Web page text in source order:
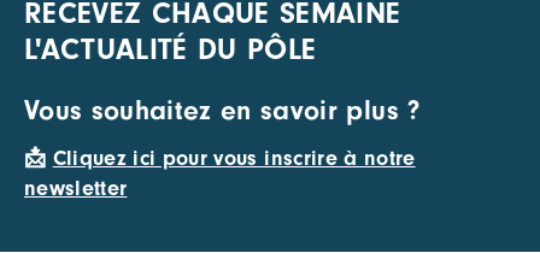
RECEVEZ CHAQUE SEMAINE
L'ACTUALITÉ DU PÔLE
Vous souhaitez en savoir plus ?
📩 Cliquez ici pour vous inscrire à notre
newsletter